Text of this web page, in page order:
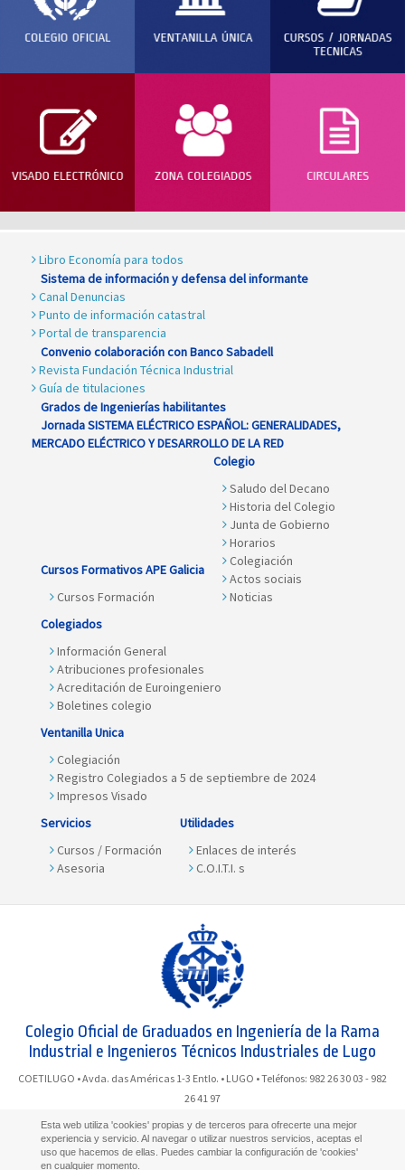
Esta web utiliza 'cookies' propias y de terceros para ofrecerte una mejor
experiencia y servicio. Al navegar o utilizar nuestros servicios, aceptas el
uso que hacemos de ellas. Puedes cambiar la configuración de 'cookies'
en cualquier momento.
Libro Economía para todos
Sistema de información y defensa del informante
Canal Denuncias
Punto de información catastral
Portal de transparencia
Convenio colaboración con Banco Sabadell
Revista Fundación Técnica Industrial
Guía de titulaciones
Grados de Ingenierías habilitantes
Jornada SISTEMA ELÉCTRICO ESPAÑOL: GENERALIDADES,
MERCADO ELÉCTRICO Y DESARROLLO DE LA RED
Cursos Formativos APE Galicia
Cursos Formación
Colegio
Saludo del Decano
Historia del Colegio
Junta de Gobierno
Horarios
Colegiación
Actos sociais
Noticias
Colegiados
Información General
Atribuciones profesionales
Acreditación de Euroingeniero
Boletines colegio
Ventanilla Unica
Colegiación
Registro Colegiados a 5 de septiembre de 2024
Impresos Visado
Servicios
Cursos / Formación
Asesoria
Utilidades
Enlaces de interés
C.O.I.T.I. s
Colegio Oficial de Graduados en Ingeniería de la Rama
Industrial e Ingenieros Técnicos Industriales de Lugo
COETILUGO • Avda. das Américas 1-3 Entlo. • LUGO • Teléfonos: 982 26 30 03 - 982
26 41 97
Aviso Legal · Política de Privacidad ·